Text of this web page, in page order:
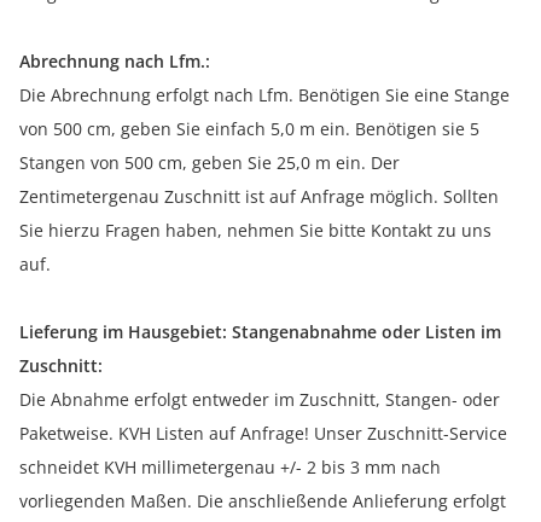
Abrechnung nach Lfm.:
Die Abrechnung erfolgt nach Lfm. Benötigen Sie eine Stange
von 500 cm, geben Sie einfach 5,0 m ein. Benötigen sie 5
Stangen von 500 cm, geben Sie 25,0 m ein. Der
Zentimetergenau Zuschnitt ist auf Anfrage möglich. Sollten
Sie hierzu Fragen haben, nehmen Sie bitte Kontakt zu uns
auf.
Lieferung im Hausgebiet: Stangenabnahme oder Listen im
Zuschnitt:
Die Abnahme erfolgt entweder im Zuschnitt, Stangen- oder
Paketweise. KVH Listen auf Anfrage! Unser Zuschnitt-Service
schneidet KVH millimetergenau +/- 2 bis 3 mm nach
vorliegenden Maßen. Die anschließende Anlieferung erfolgt